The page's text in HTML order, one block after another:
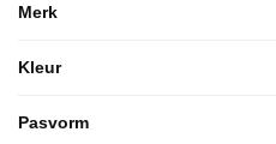
Merk
Kleur
Pasvorm